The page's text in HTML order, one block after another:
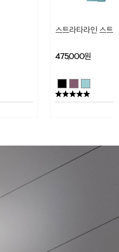
스트라타라인 스
475,000원